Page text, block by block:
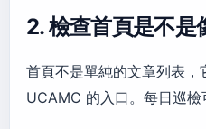
2. 檢查首頁是不是
首頁不是單純的文章列表，
UCAMC 的入口。每日巡檢